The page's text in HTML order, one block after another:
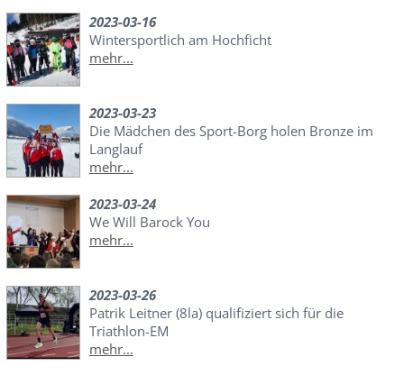
2023-03-16
Wintersportlich am Hochficht
mehr...
2023-03-23
Die Mädchen des Sport-Borg holen Bronze im
Langlauf
mehr...
2023-03-24
We Will Barock You
mehr...
2023-03-26
Patrik Leitner (8la) qualifiziert sich für die
Triathlon-EM
mehr...